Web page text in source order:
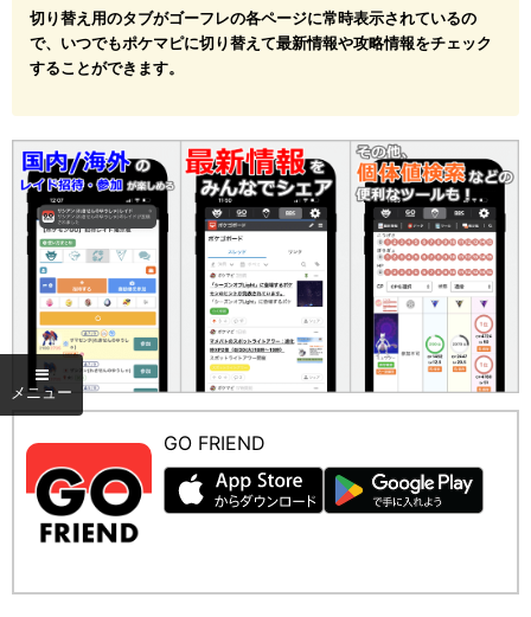
切り替え用のタブがゴーフレの各ページに常時表示されているの
で、いつでもポケマピに切り替えて最新情報や攻略情報をチェック
することができます。
GO FRIEND